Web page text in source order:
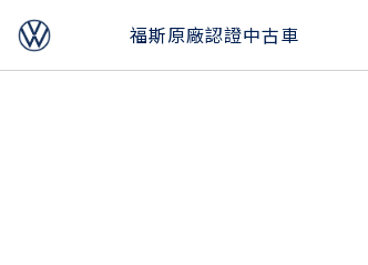
福斯原廠認證中古車